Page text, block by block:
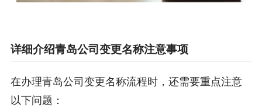
详细介绍青岛公司变更名称注意事项
在办理青岛公司变更名称流程时，还需要重点注意
以下问题：